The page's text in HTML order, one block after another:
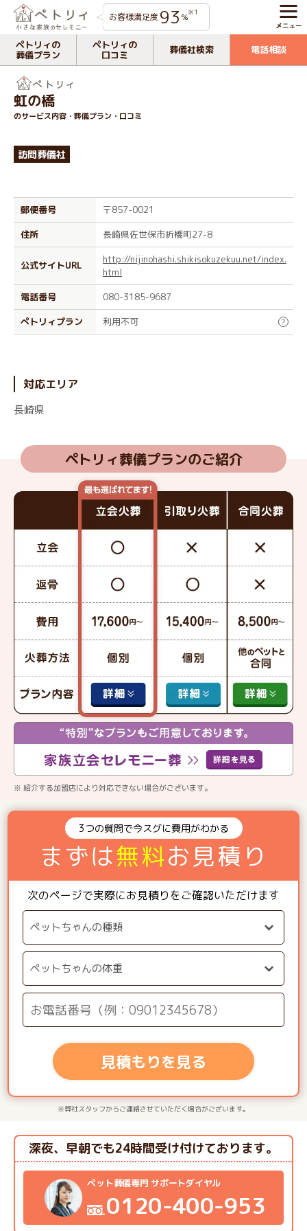
お客様満足度 93 %※1
ペトリィの
葬儀プラン
ペトリィの
口コミ
葬儀社検索 電話相談
虹の橋
のサービス内容・葬儀プラン・口コミ
訪問葬儀社
郵便番号
〒857-0021
住所
長崎県佐世保市折橋町27-8
公式サイトURL
http://nijinohashi.shikisokuzekuu.net/index.
html
電話番号
080-3185-9687
ぺトリィプラン
利用不可 ?
対応エリア
長崎県
ペトリィ葬儀プランのご紹介
※ 紹介する加盟店により対応できない場合がございます。
3つの質問で今スグに費用がわかる
まずは無料お見積り
次のページで実際にお見積りをご確認いただけます
見積もりを見る
※弊社スタッフからご連絡させていただく場合がございます。
ペット葬儀専門 サポートダイヤル
0120-400-953
深夜、早朝でも24時間受け付けております。